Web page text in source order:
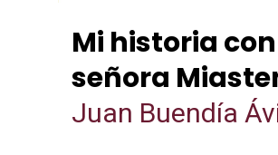
Mi historia
señora
Juan Buendía